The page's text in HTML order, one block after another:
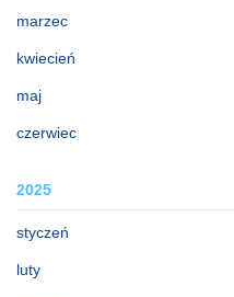
marzec
kwiecień
maj
czerwiec
2025
styczeń
luty